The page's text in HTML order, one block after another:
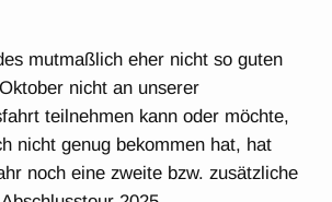
mutmaßlich eher nicht so guten
nicht an unserer
teilnehmen kann oder möchte,
nicht genug bekommen hat, hat
noch eine zweite bzw. zusätzliche